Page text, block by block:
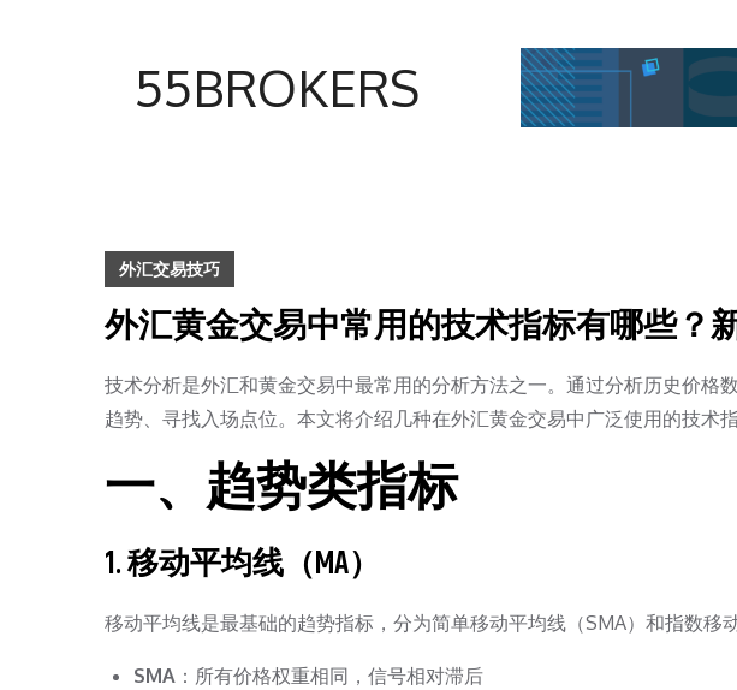
55BROKERS
外汇交易技巧
外汇黄金交易中常用的技术指标有哪些？
技术分析是外汇和黄金交易中最常用的分析方法之一。通过分析历史价格
趋势、寻找入场点位。本文将介绍几种在外汇黄金交易中广泛使用的技术指
一、趋势类指标
1. 移动平均线（MA）
移动平均线是最基础的趋势指标，分为简单移动平均线（SMA）和指数移
SMA ：所有价格权重相同，信号相对滞后